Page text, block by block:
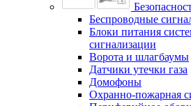
Беспроводные
Блоки питания
сигнализации
Ворота и шлагбаумы
Датчики утечки газа
Домофоны
Охранно-пожарная